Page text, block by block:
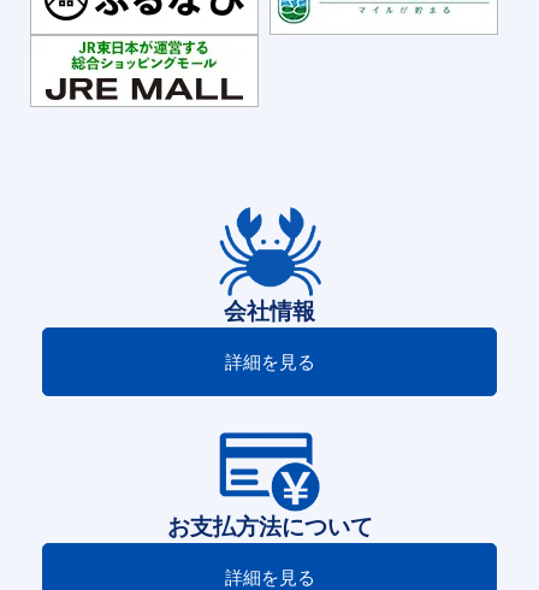
会社情報
詳細を見る
お支払方法について
詳細を見る